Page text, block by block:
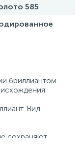
585
бриллиантом.
Вид
сохраняют
а именно цвет и